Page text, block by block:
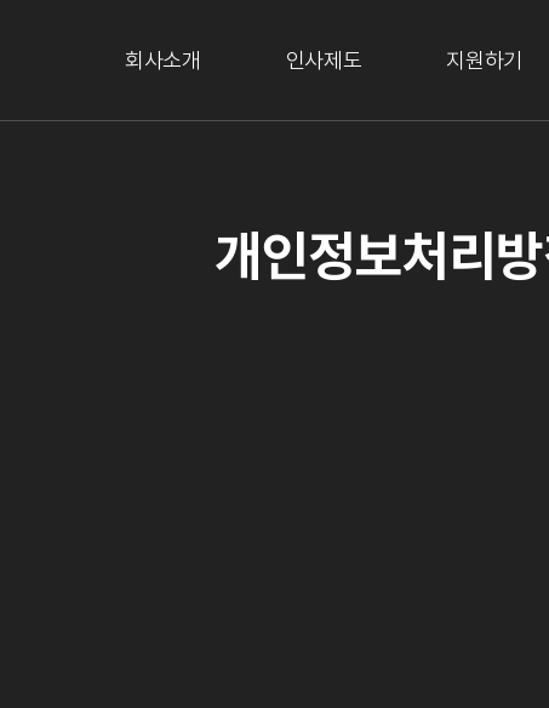
회사소개 인사제도 지원하기
개인정보처리